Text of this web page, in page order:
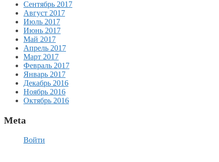
Сентябрь 2017
Август 2017
Июль 2017
Июнь 2017
Май 2017
Апрель 2017
Март 2017
Февраль 2017
Январь 2017
Декабрь 2016
Ноябрь 2016
Октябрь 2016
Meta
Войти